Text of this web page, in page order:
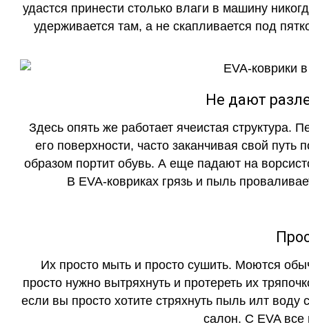
удастся принести столько влаги в машину
удерживается там, а не скапливается под
Не дают
Здесь опять же работает ячеистая структура.
его поверхности, часто заканчивая свой
образом портит обувь. А еще падают на
В EVA-ковриках грязь и пыль
Их просто мыть и просто сушить. Моются
просто нужно вытряхнуть и протереть их
если вы просто хотите стряхнуть пыль илт воду
салон. С EVA все